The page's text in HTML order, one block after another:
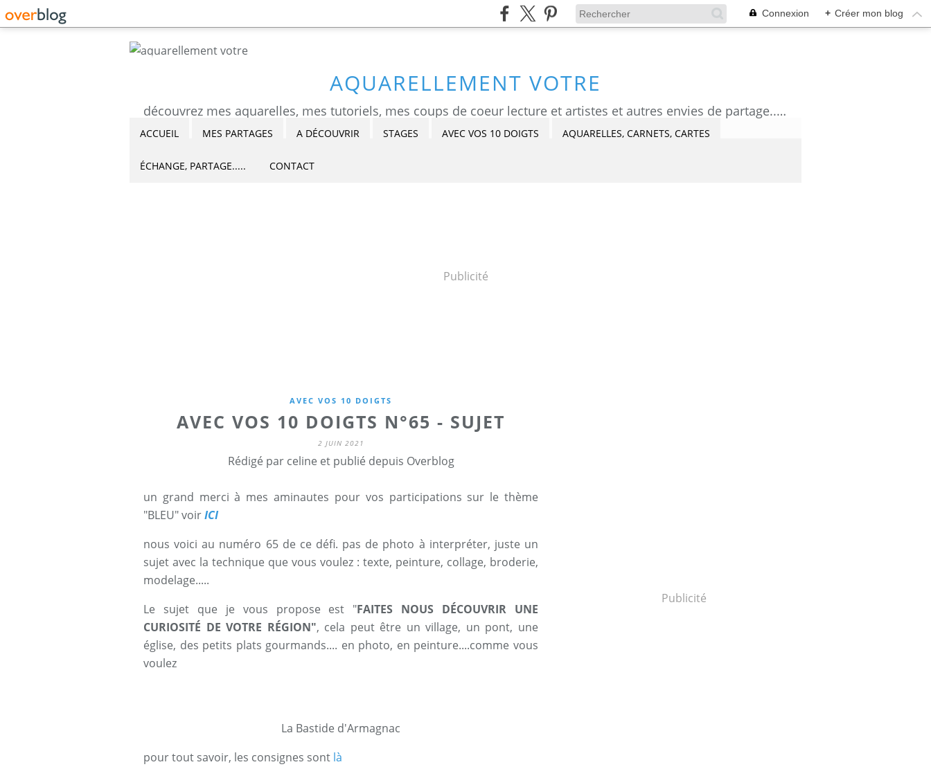
Connexion + Créer mon blog
AQUARELLEMENT VOTRE
découvrez mes aquarelles, mes tutoriels, mes coups de coeur lecture et artistes et autres envies de partage....Céline Castaingt-T.
ACCUEIL MES PARTAGES A DÉCOUVRIR STAGES AVEC VOS 10 DOIGTS AQUARELLES, CARNETS, CARTES
ÉCHANGE, PARTAGE..... CONTACT
Publicité
AVEC VOS 10 DOIGTS
AVEC VOS 10 DOIGTS N°65 - SUJET
2 JUIN 2021
Rédigé par celine et publié depuis Overblog
un grand merci à mes aminautes pour vos participations sur le thème
"BLEU" voirICI
nous voici au numéro 65 de ce défi. pas de photo à interpréter, juste un
sujet avec la technique que vous voulez : texte, peinture, collage, broderie,
modelage.....
Le sujet que je vous propose est "FAITES NOUS DÉCOUVRIR UNE
CURIOSITÉ DE VOTRE RÉGION", cela peut être un village, un pont, une
église, des petits plats gourmands.... en photo, en peinture....comme vous
voulez
La Bastide d'Armagnac
pour tout savoir, les consignes sont là
Publicité